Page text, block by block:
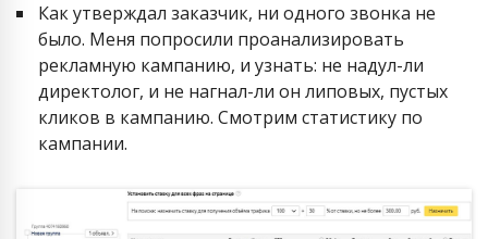
Как утверждал заказчик, ни одного звонка не
было. Меня попросили проанализировать
рекламную кампанию, и узнать: не надул-ли
директолог, и не нагнал-ли он липовых, пустых
кликов в кампанию. Смотрим статистику по
кампании.